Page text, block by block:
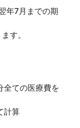
年7月までの期
す。
全ての医療費を
計算